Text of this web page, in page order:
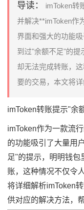
导读：
imToken转
并解决**imToken作
界面和强大的功能
到过"余额不足"的提
却无法完成转账，
要的交易，本文将
imToken转账提示"余
imToken作为一款流
的功能吸引了大量用
足"的提示，明明钱
账，这种情况不仅令
将详细解析imToken
供对应的解决方法，